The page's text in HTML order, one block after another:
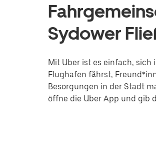
Sydower
Mit Uber ist es einfach, sich
Flughafen fährst,
Besorgungen in der Stadt
öffne die Uber App und gib